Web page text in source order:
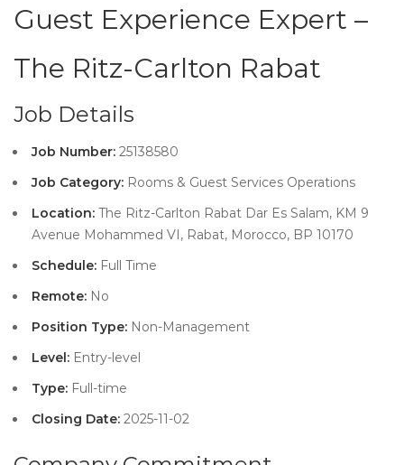
Guest Experience Expert –
The Ritz-Carlton Rabat
Job Details
Job Number: 25138580
Job Category: Rooms & Guest Services Operations
Location: The Ritz-Carlton Rabat Dar Es Salam, KM 9
Avenue Mohammed VI, Rabat, Morocco, BP 10170
Schedule: Full Time
Remote: No
Position Type: Non-Management
Level: Entry-level
Type: Full-time
Closing Date: 2025-11-02